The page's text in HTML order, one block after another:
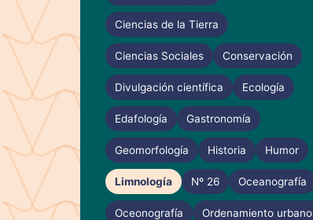
Ciencias de la Tierra
Ciencias Sociales Conservación
Divulgación científica Ecología
Edafología Gastronomía
Geomorfología Historia Humor
Limnología Nº 26 Oceanografía
Oceonografía Ordenamiento urbano